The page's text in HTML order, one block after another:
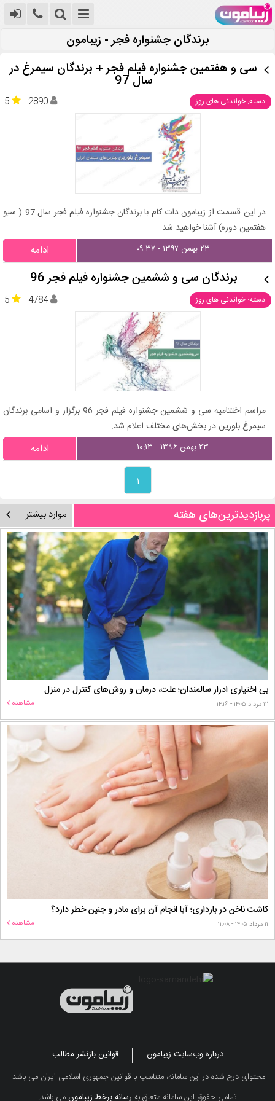
برندگان جشنواره فجر - زیبامون
سی و هفتمین جشنواره فیلم فجر + برندگان سیمرغ در
سال 97
دسته: خواندنی های روز 5 2890
در این قسمت از زیبامون دات کام با برندگان جشنواره فیلم فجر سال 97 ( سیو
هفتمین دوره) آشنا خواهید شد.
۲۳ بهمن ۱۳۹۷ - ۰۹:۳۷ ادامه
برندگان سی و ششمین جشنواره فیلم فجر 96
دسته: خواندنی های روز 5 4784
مراسم اختتامیه سی و ششمین جشنواره فیلم فجر 96 برگزار و اسامی برندگان
سیمرغ بلورین در بخش‌های مختلف اعلام شد.
۲۳ بهمن ۱۳۹۶ - ۱۰:۱۳ ادامه
۱
پربازدیدترین‌های هفته موارد بیشتر
بی اختیاری ادرار سالمندان؛ علت، درمان و روش‌های کنترل در منزل
۱۲ مرداد ۱۴۰۵ - ۱۴:۱۶ مشاهده
کاشت ناخن در بارداری؛ آیا انجام آن برای مادر و جنین خطر دارد؟
۱۱ مرداد ۱۴۰۵ - ۱۱:۰۸ مشاهده
درباره وب‌سایت زیبامون
قوانین بازنشر مطالب
محتوای درج شده در این سامانه، متناسب با قوانین جمهوری اسلامی ایران می باشد.
تمامی حقوق این سامانه متعلق به رسانه برخط زیبامونمی باشد.